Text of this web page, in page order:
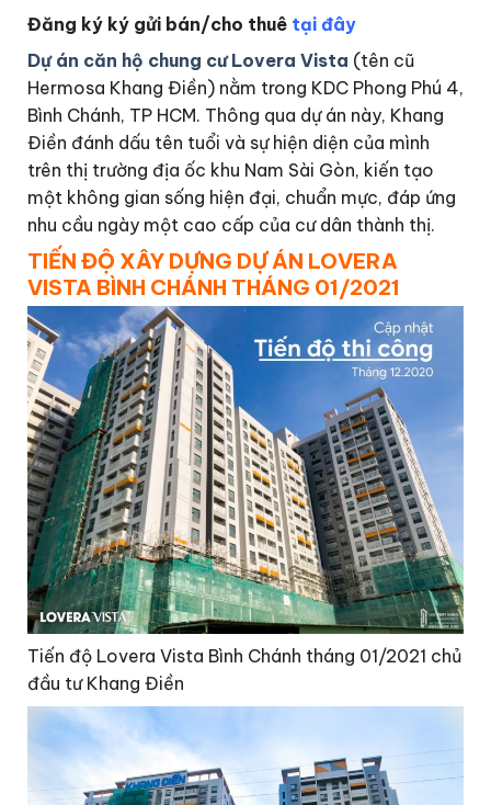
Đăng ký ký gửi bán/cho thuê tại đây
Dự án căn hộ chung cư Lovera Vista (tên cũ
Hermosa Khang Điền) nằm trong KDC Phong Phú 4,
Bình Chánh, TP HCM. Thông qua dự án này, Khang
Điền đánh dấu tên tuổi và sự hiện diện của mình
trên thị trường địa ốc khu Nam Sài Gòn, kiến tạo
một không gian sống hiện đại, chuẩn mực, đáp ứng
nhu cầu ngày một cao cấp của cư dân thành thị.
TIẾN ĐỘ XÂY DỰNG DỰ ÁN LOVERA
VISTA BÌNH CHÁNH THÁNG 01/2021
Tiến độ Lovera Vista Bình Chánh tháng 01/2021 chủ
đầu tư Khang Điền